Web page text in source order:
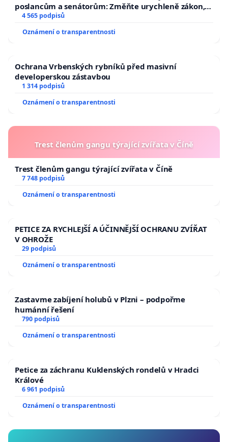
poslancům a senátorům: Změňte urychleně zákon,
aby se tragédie malé Viktorky už nemohla opakovat!
4 565 podpisů
Oznámení o transparentnosti
Ochrana Vrbenských rybníků před masivní
developerskou zástavbou
1 314 podpisů
Oznámení o transparentnosti
Trest členům gangu týrající zvířata v Číně
Trest členům gangu týrající zvířata v Číně
7 748 podpisů
Oznámení o transparentnosti
PETICE ZA RYCHLEJŠÍ A ÚČINNĚJŠÍ OCHRANU ZVÍŘAT
V OHROŽE
29 podpisů
Oznámení o transparentnosti
Zastavme zabíjení holubů v Plzni – podpořme
humánní řešení
790 podpisů
Oznámení o transparentnosti
Petice za záchranu Kuklenských rondelů v Hradci
Králové
6 961 podpisů
Oznámení o transparentnosti